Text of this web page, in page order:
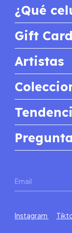
¿Qué
Gift Card
Artistas
Instagram